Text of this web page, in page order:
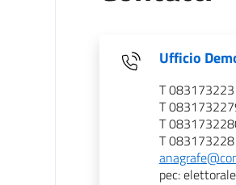
Ufficio
T
T
T
T
pec: